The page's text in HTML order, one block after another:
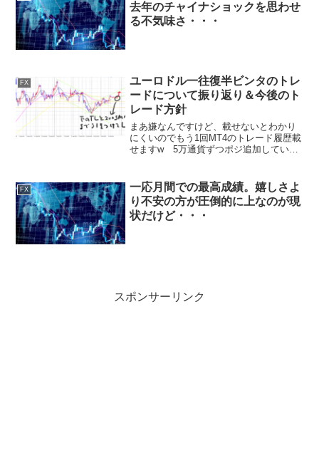
去年のチャイナショックを思わせ
る不気味さ・・・
FX
ユーロドル一往復半ビンタのトレ
ードについて振り返り＆今後のト
レード方針
まあ嫌なんですけど、載せないとわかり
にくいのでもう1回MT4のトレード履歴載
せますw 5万通貨ずつポジ追加していっ
てますが、その3トレード分振り返りま
す。トレー...
FX
一応月間での最高成績。嬉しさよ
り不安の方が圧倒的に上なのが現
状だけど・・・
スポンサーリンク